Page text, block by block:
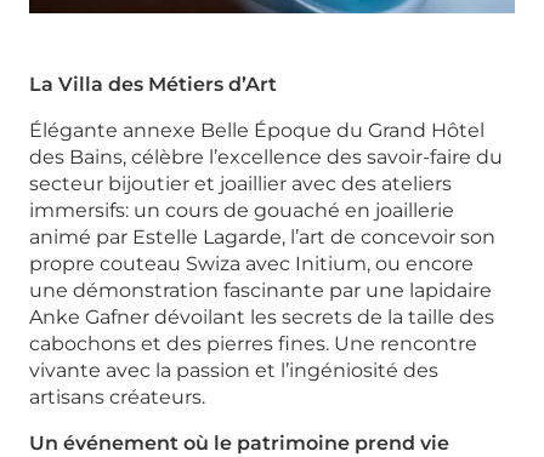
La Villa des Métiers d’Art
Élégante annexe Belle Époque du Grand Hôtel
des Bains, célèbre l’excellence des savoir-faire du
secteur bijoutier et joaillier avec des ateliers
immersifs: un cours de gouaché en joaillerie
animé par Estelle Lagarde, l’art de concevoir son
propre couteau Swiza avec Initium, ou encore
une démonstration fascinante par une lapidaire
Anke Gafner dévoilant les secrets de la taille des
cabochons et des pierres fines. Une rencontre
vivante avec la passion et l’ingéniosité des
artisans créateurs.
Un événement où le patrimoine prend vie